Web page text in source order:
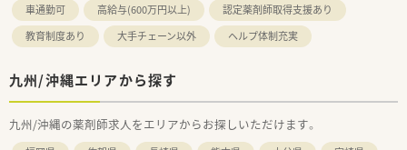
車通勤可 高給与(600万円以上)
認定薬剤師取得支援あり
教育制度あり
大手チェーン以外 ヘルプ体制充実
九州/沖縄エリアから探す
九州/沖縄の薬剤師求人をエリアからお探しいただけます。